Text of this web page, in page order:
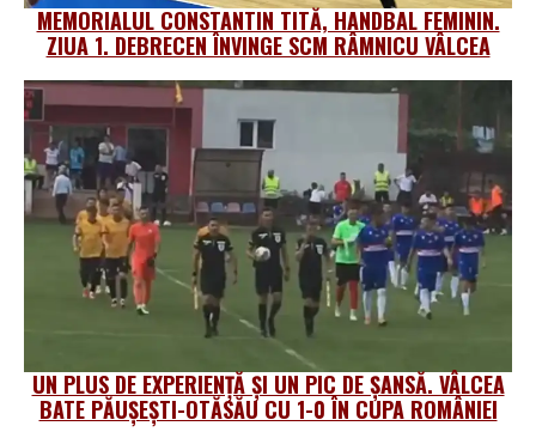
MEMORIALUL CONSTANTIN TITĂ, HANDBAL FEMININ.
ZIUA 1. DEBRECEN ÎNVINGE SCM RÂMNICU VÂLCEA
UN PLUS DE EXPERIENȚĂ ȘI UN PIC DE ȘANSĂ. VÂLCEA
BATE PĂUȘEȘTI-OTĂSĂU CU 1-0 ÎN CUPA ROMÂNIEI